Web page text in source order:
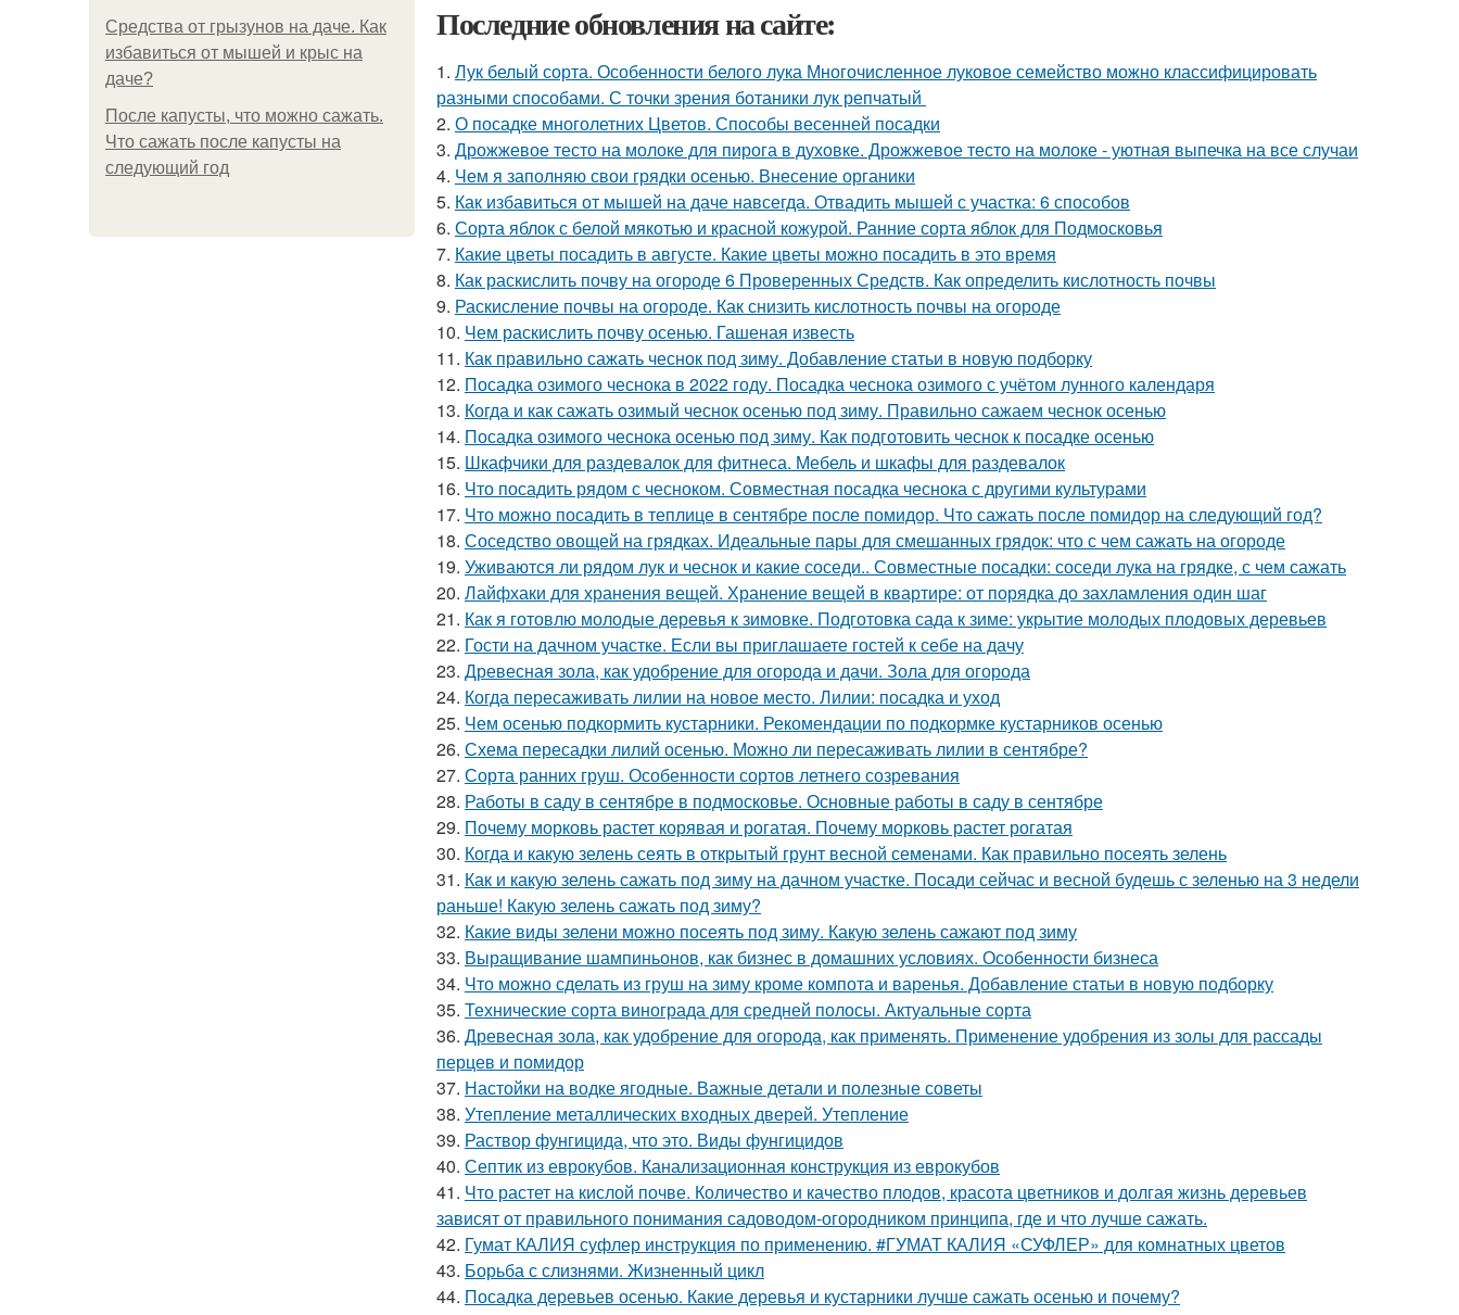
Средства от грызунов на даче. Как
избавиться от мышей и крыс на
даче?
После капусты, что можно сажать.
Что сажать после капусты на
следующий год
Последние обновления на сайте:
1. Лук белый сорта. Особенности белого лука Многочисленное луковое семейство можно классифицировать
разными способами. С точки зрения ботаники лук репчатый
2. О посадке многолетних Цветов. Способы весенней посадки
3. Дрожжевое тесто на молоке для пирога в духовке. Дрожжевое тесто на молоке - уютная выпечка на все случаи
4. Чем я заполняю свои грядки осенью. Внесение органики
5. Как избавиться от мышей на даче навсегда. Отвадить мышей с участка: 6 способов
6. Сорта яблок с белой мякотью и красной кожурой. Ранние сорта яблок для Подмосковья
7. Какие цветы посадить в августе. Какие цветы можно посадить в это время
8. Как раскислить почву на огороде 6 Проверенных Средств. Как определить кислотность почвы
9. Раскисление почвы на огороде. Как снизить кислотность почвы на огороде
10. Чем раскислить почву осенью. Гашеная известь
11. Как правильно сажать чеснок под зиму. Добавление статьи в новую подборку
12. Посадка озимого чеснока в 2022 году. Посадка чеснока озимого с учётом лунного календаря
13. Когда и как сажать озимый чеснок осенью под зиму. Правильно сажаем чеснок осенью
14. Посадка озимого чеснока осенью под зиму. Как подготовить чеснок к посадке осенью
15. Шкафчики для раздевалок для фитнеса. Мебель и шкафы для раздевалок
16. Что посадить рядом с чесноком. Совместная посадка чеснока с другими культурами
17. Что можно посадить в теплице в сентябре после помидор. Что сажать после помидор на следующий год?
18. Соседство овощей на грядках. Идеальные пары для смешанных грядок: что с чем сажать на огороде
19. Уживаются ли рядом лук и чеснок и какие соседи.. Совместные посадки: соседи лука на грядке, с чем сажать
20. Лайфхаки для хранения вещей. Хранение вещей в квартире: от порядка до захламления один шаг
21. Как я готовлю молодые деревья к зимовке. Подготовка сада к зиме: укрытие молодых плодовых деревьев
22. Гости на дачном участке. Если вы приглашаете гостей к себе на дачу
23. Древесная зола, как удобрение для огорода и дачи. Зола для огорода
24. Когда пересаживать лилии на новое место. Лилии: посадка и уход
25. Чем осенью подкормить кустарники. Рекомендации по подкормке кустарников осенью
26. Схема пересадки лилий осенью. Можно ли пересаживать лилии в сентябре?
27. Сорта ранних груш. Особенности сортов летнего созревания
28. Работы в саду в сентябре в подмосковье. Основные работы в саду в сентябре
29. Почему морковь растет корявая и рогатая. Почему морковь растет рогатая
30. Когда и какую зелень сеять в открытый грунт весной семенами. Как правильно посеять зелень
31. Как и какую зелень сажать под зиму на дачном участке. Посади сейчас и весной будешь с зеленью на 3 недели
раньше! Какую зелень сажать под зиму?
32. Какие виды зелени можно посеять под зиму. Какую зелень сажают под зиму
33. Выращивание шампиньонов, как бизнес в домашних условиях. Особенности бизнеса
34. Что можно сделать из груш на зиму кроме компота и варенья. Добавление статьи в новую подборку
35. Технические сорта винограда для средней полосы. Актуальные сорта
36. Древесная зола, как удобрение для огорода, как применять. Применение удобрения из золы для рассады
перцев и помидор
37. Настойки на водке ягодные. Важные детали и полезные советы
38. Утепление металлических входных дверей. Утепление
39. Раствор фунгицида, что это. Виды фунгицидов
40. Септик из еврокубов. Канализационная конструкция из еврокубов
41. Что растет на кислой почве. Количество и качество плодов, красота цветников и долгая жизнь деревьев
зависят от правильного понимания садоводом-огородником принципа, где и что лучше сажать.
42. Гумат КАЛИЯ суфлер инструкция по применению. #ГУМАТ КАЛИЯ «СУФЛЕР» для комнатных цветов
43. Борьба с слизнями. Жизненный цикл
44. Посадка деревьев осенью. Какие деревья и кустарники лучше сажать осенью и почему?